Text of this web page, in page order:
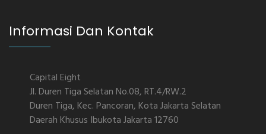
Informasi Dan Kontak
Capital Eight
Jl. Duren Tiga Selatan No.08, RT.4/RW.2
Duren Tiga, Kec. Pancoran, Kota Jakarta Selatan
Daerah Khusus Ibukota Jakarta 12760